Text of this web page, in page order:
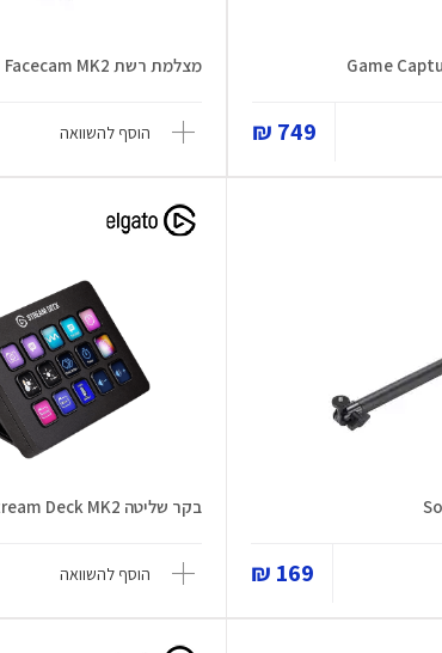
749 ₪
מצלמת רשת Facecam MK2
הוסף להשוואה
169 ₪
בקר שליטה Stream Deck MK2
הוסף להשוואה